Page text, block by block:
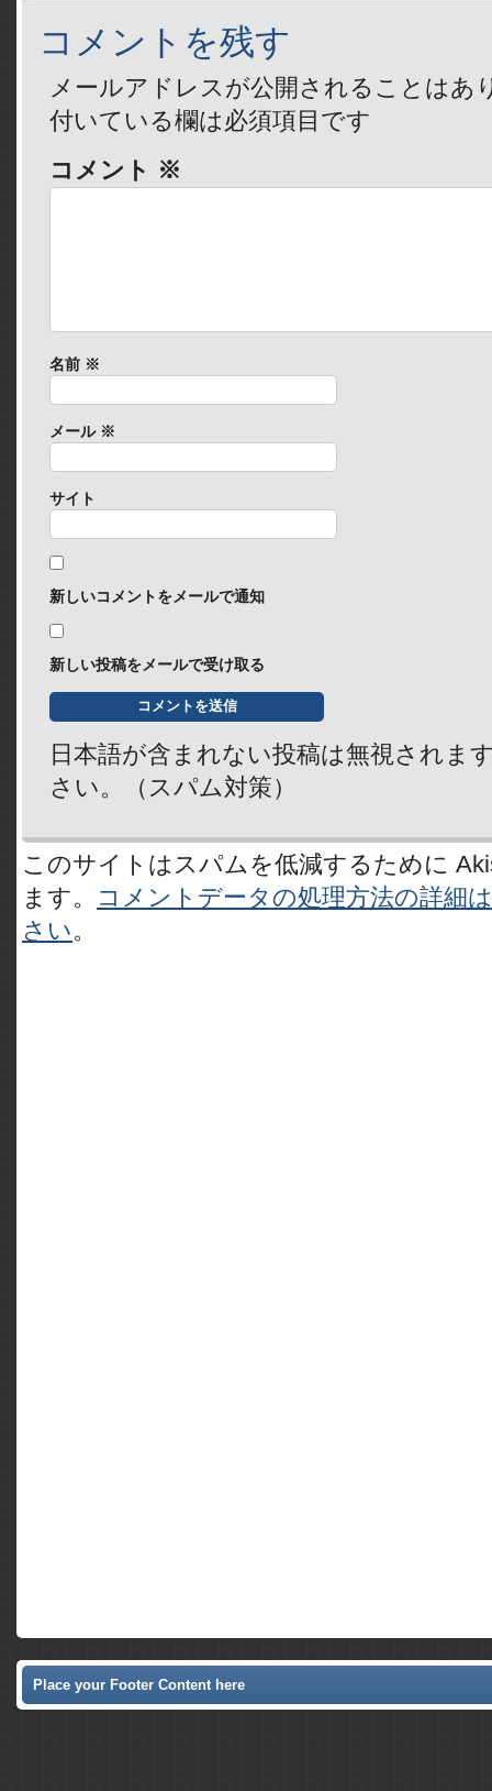
コメントを残す
メールアドレスが公開されることはあ
付いている欄は必須項目です
コメント ※
名前 ※
メール ※
サイト
新しいコメントをメールで通知
新しい投稿をメールで受け取る
日本語が含まれない投稿は無視されま
さい。（スパム対策）
このサイトはスパムを低減するために
ます。
コメントデータの処理方法の詳細
さい。
Place your Footer Content here